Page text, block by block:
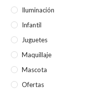
Iluminación
Infantil
Juguetes
Maquillaje
Mascota
Ofertas